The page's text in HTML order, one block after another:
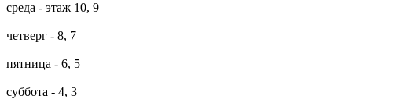
среда - этаж 10, 9
четверг - 8, 7
пятница - 6, 5
суббота - 4, 3